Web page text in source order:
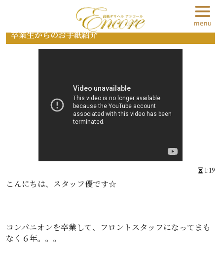
卒業生からのお手紙紹介
1:19
こんにちは、スタッフ優です☆
コンパニオンを卒業して、フロントスタッフになってまも
なく６年。。。